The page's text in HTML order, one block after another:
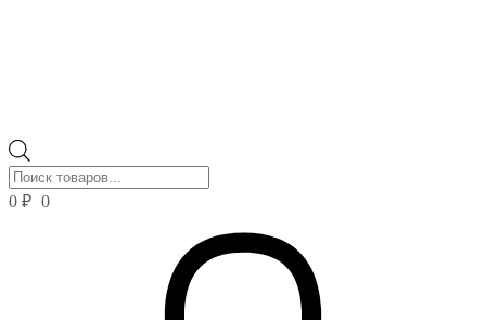
товаров
0 ₽ 0